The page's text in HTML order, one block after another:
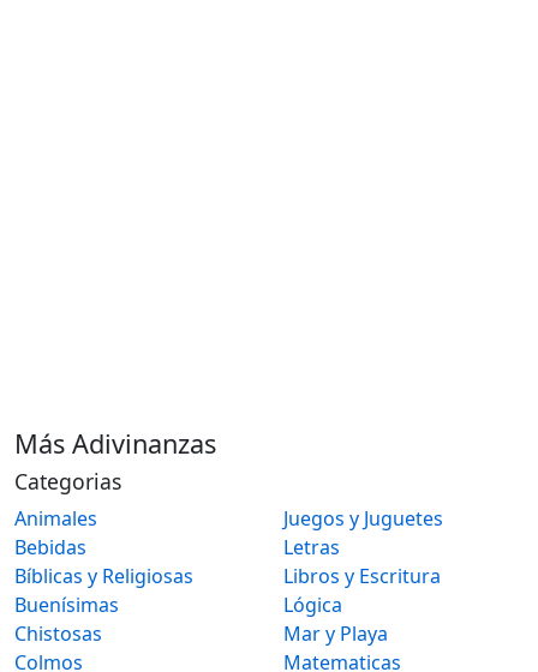
Más Adivinanzas
Categorias
Animales
Bebidas
Bíblicas y Religiosas
Buenísimas
Chistosas
Colmos
Juegos y Juguetes
Letras
Libros y Escritura
Lógica
Mar y Playa
Matematicas